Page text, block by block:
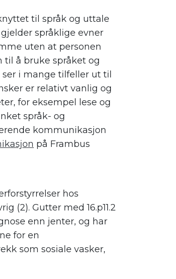
til språk og uttale
språklige evner
uten at personen
til å bruke språket og
i mange tilfeller ut til
er relativt vanlig og
for eksempel lese og
språk- og
kommunikasjon
på Frambus
hos
(2). Gutter med 16.p11.2
enn jenter, og har
for en
som sosiale vasker,